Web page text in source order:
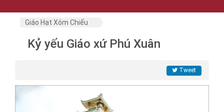
Giáo Hạt Xóm Chiếu
Kỷ yếu Giáo xứ Phú Xuân
Tweet